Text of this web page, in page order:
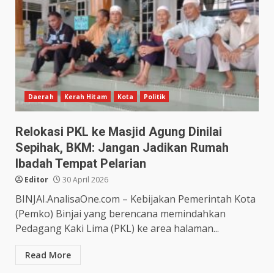
Daerah Kerah Hitam Kota Politik
Relokasi PKL ke Masjid Agung Dinilai
Sepihak, BKM: Jangan Jadikan Rumah
Ibadah Tempat Pelarian
Editor 30 April 2026
BINJAI.AnalisaOne.com – Kebijakan Pemerintah Kota
(Pemko) Binjai yang berencana memindahkan
Pedagang Kaki Lima (PKL) ke area halaman...
Read More